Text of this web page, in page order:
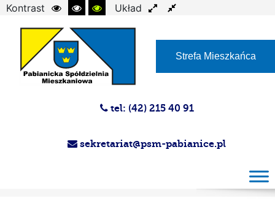
Kontrast
Układ
Strefa Mieszkańca
tel: (42) 215 40 91
sekretariat@psm-pabianice.pl